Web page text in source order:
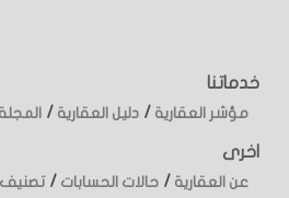
خدماتنا
مؤشر العقارية / دليل العقارية /
اخرى
عن العقارية / حالات الحسابات /تصنيف